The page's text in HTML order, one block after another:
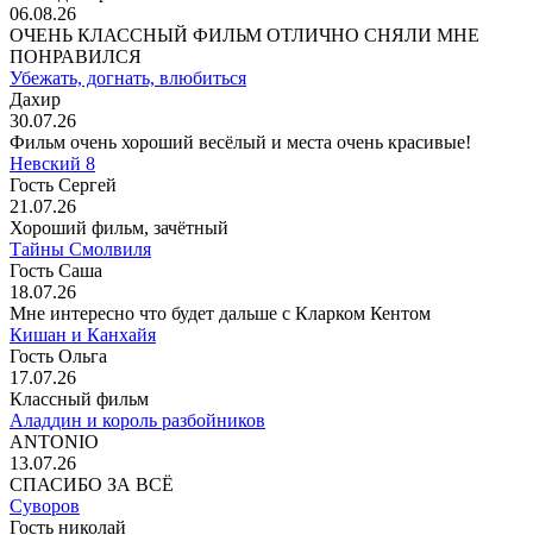
06.08.26
ОЧЕНЬ КЛАССНЫЙ ФИЛЬМ ОТЛИЧНО СНЯЛИ МНЕ
ПОНРАВИЛСЯ
Убежать, догнать, влюбиться
Дахир
30.07.26
Фильм очень хороший весёлый и места очень красивые!
Невский 8
Гость Сергей
21.07.26
Хороший фильм, зачётный
Тайны Смолвиля
Гость Саша
18.07.26
Мне интересно что будет дальше с Кларком Кентом
Кишан и Канхайя
Гость Ольга
17.07.26
Классный фильм
Аладдин и король разбойников
ANTONIO
13.07.26
СПАСИБО ЗА ВСЁ
Суворов
Гость николай